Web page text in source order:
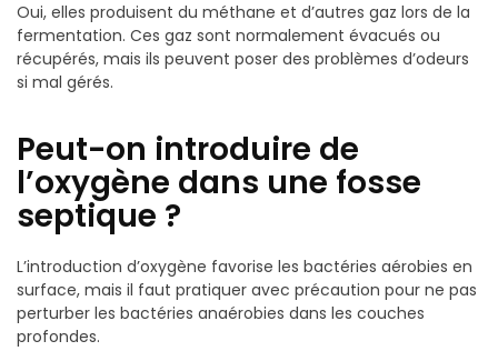
Oui, elles produisent du méthane et d’autres gaz lors de la
fermentation. Ces gaz sont normalement évacués ou
récupérés, mais ils peuvent poser des problèmes d’odeurs
si mal gérés.
Peut-on introduire de
l’oxygène dans une fosse
septique ?
L’introduction d’oxygène favorise les bactéries aérobies en
surface, mais il faut pratiquer avec précaution pour ne pas
perturber les bactéries anaérobies dans les couches
profondes.